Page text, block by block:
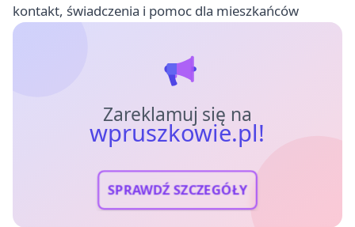
kontakt, świadczenia i pomoc dla mieszkańców
Zareklamuj się na
wpruszkowie.pl!
SPRAWDŹ SZCZEGÓŁY